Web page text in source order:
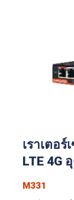
เราเตอร์
LTE 4G
M331